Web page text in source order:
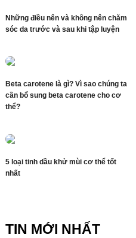
Những điều nên và không nên chăm
sóc da trước và sau khi tập luyện
Beta carotene là gì? Vì sao chúng ta
cần bổ sung beta carotene cho cơ
thể?
5 loại tinh dầu khử mùi cơ thể tốt
nhất
TIN MỚI NHẤT